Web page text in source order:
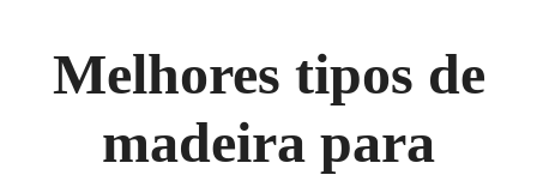
Melhores tipos de
madeira para